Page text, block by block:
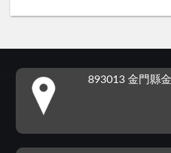
893013 金門縣